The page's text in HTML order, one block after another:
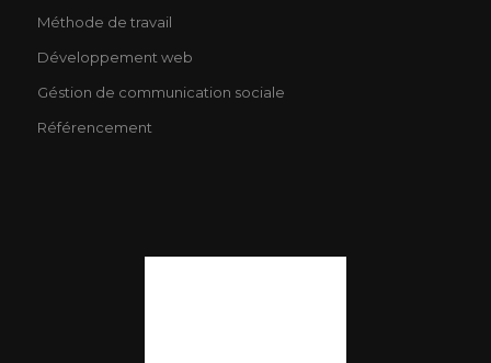
Méthode de travail
Développement web
Géstion de communication sociale
Référencement